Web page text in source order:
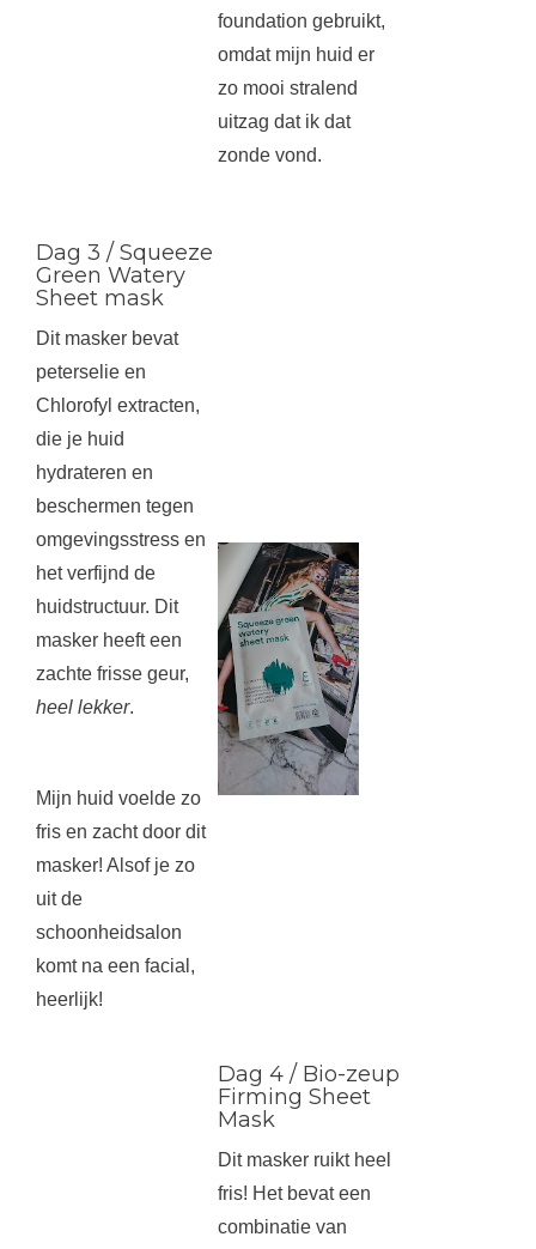
foundation gebruikt,
omdat mijn huid er
zo mooi stralend
uitzag dat ik dat
zonde vond.
Dag 3 / Squeeze
Green Watery
Sheet mask
Dit masker bevat
peterselie en
Chlorofyl extracten,
die je huid
hydrateren en
beschermen tegen
omgevingsstress en
het verfijnd de
huidstructuur. Dit
masker heeft een
zachte frisse geur,
heel lekker.
Mijn huid voelde zo
fris en zacht door dit
masker! Alsof je zo
uit de
schoonheidsalon
komt na een facial,
heerlijk!
Dag 4 / Bio-zeup
Firming Sheet
Mask
Dit masker ruikt heel
fris! Het bevat een
combinatie van